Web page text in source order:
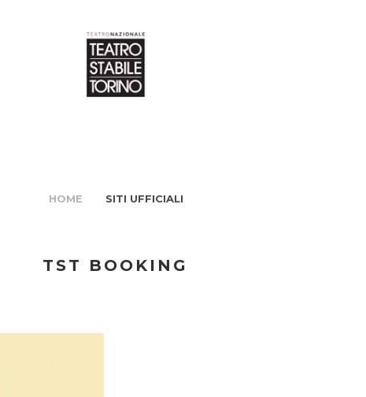
HOME SITI UFFICIALI
TST BOOKING